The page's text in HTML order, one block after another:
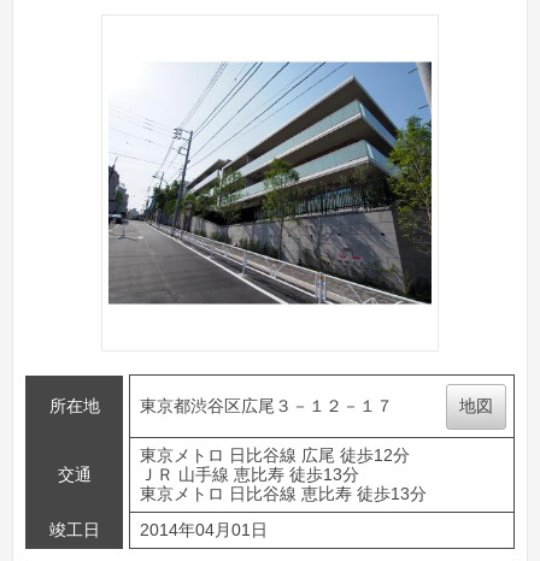
所在地 東京都渋谷区広尾３－１２－１７ 地図
交通
東京メトロ 日比谷線 広尾 徒歩12分
ＪＲ 山手線 恵比寿 徒歩13分
東京メトロ 日比谷線 恵比寿 徒歩13分
竣工日
2014年04月01日